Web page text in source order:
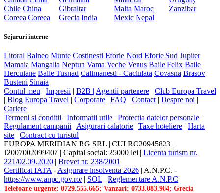
Chile China
Coreea Coreea
Gibraltar
Grecia India
Malta Maroc
Mexic Nepal
Zanzibar
Sejururi interne
Litoral Balneo Munte Costinesti Eforie Nord Eforie Sud Jupiter
Mamaia Mangalia Neptun Vama Veche Venus Baile Felix Baile
Herculane Baile Tusnad Calimanesti - Caciulata Covasna Brasov
Busteni Sinaia
Contul meu
Impresii B2B | Agentii partenere
Club Europa Travel
Blog Europa Travel Corporate FAQ Contact| Despre noi
Cariere
Termeni si conditii
Informatii utile Protectia datelor personale
Regulament campanii Asigurari calatorie Taxe hoteliere
Harta
site
Contract cu turistul
EUROPA MERIDIAN RG SRL
CUI RO20945823
J2007002099407
Capital social: 25000 lei
Licenta turism nr.
221/02.09.2020
Brevet nr. 238/2001
Certificat IATA-Asigurare insolventa 2026 A.N.P.C. -
https://www.anpc.gov.ro/| SOL Reglementare A.N.P.C
Telefoane urgente: 0729.555.665; Vanzari: 0733.083.984; Grecia